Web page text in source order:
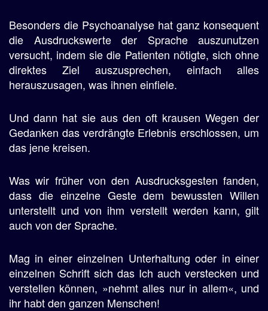
Besonders die Psychoanalyse hat ganz konsequent
die Ausdruckswerte der Sprache auszunutzen
versucht, indem sie die Patienten nötigte, sich ohne
direktes Ziel auszusprechen, einfach alles
herauszusagen, was ihnen einfiele.
Und dann hat sie aus den oft krausen Wegen der
Gedanken das verdrängte Erlebnis erschlossen, um
das jene kreisen.
Was wir früher von den Ausdrucksgesten fanden,
dass die einzelne Geste dem bewussten Willen
unterstellt und von ihm verstellt werden kann, gilt
auch von der Sprache.
Mag in einer einzelnen Unterhaltung oder in einer
einzelnen Schrift sich das Ich auch verstecken und
verstellen können, »nehmt alles nur in allem«, und
ihr habt den ganzen Menschen!